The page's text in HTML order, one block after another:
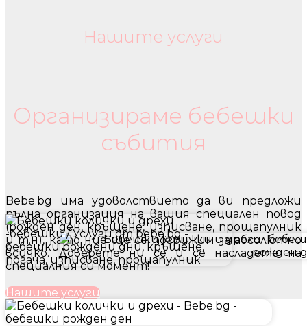
Нашите услуги
Организираме бебешки
събития
Bebe.bg има удоволствието да ви предложи
пълна организация на вашия специален повод
(рожден ден, кръщене, изписване, прощапулник
и т.н), като ние ще се погрижим за абсолютно
всичко. Доверете ни се и се насладете на
специалния си момент!
Нашите услуги